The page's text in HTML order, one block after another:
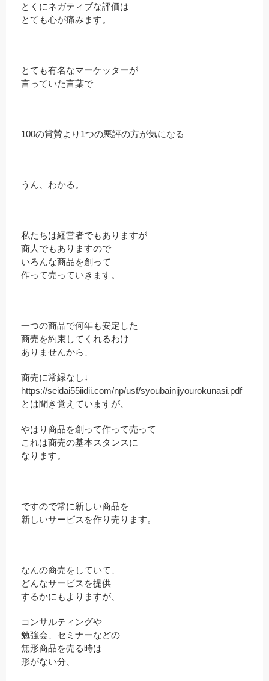
とくにネガティブな評価は
とても心が痛みます。
とても有名なマーケッターが
言っていた言葉で
100の賞賛より1つの悪評の方が気になる
うん、わかる。
私たちは経営者でもありますが
商人でもありますので
いろんな商品を創って
作って売っていきます。
一つの商品で何年も安定した
商売を約束してくれるわけ
ありませんから、
商売に常緑なし↓
https://seidai55iidii.com/np/usf/syoubainijyourokunasi.pdf
とは聞き覚えていますが、
やはり商品を創って作って売って
これは商売の基本スタンスに
なります。
ですので常に新しい商品を
新しいサービスを作り売ります。
なんの商売をしていて、
どんなサービスを提供
するかにもよりますが、
コンサルティングや
勉強会、セミナーなどの
無形商品を売る時は
形がない分、